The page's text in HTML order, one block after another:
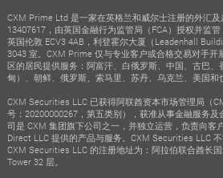
CXM Prime Ltd 是一家在英格兰和威尔士注册的外汇
13407617，由英国金融行为监管局（FCA）授权并监
英国伦敦 ECV3 4AB，利登霍尔大厦（Leadenhall
3043 室。CXM Prime 仅与专业客户或合格交易对手
区的居民提供服务：阿富汗、白俄罗斯、中国、古巴
甸）、朝鲜、俄罗斯、索马里、苏丹、乌克兰、美国和
CXM Securities LLC 已获得阿联酋资本市场管理局（
号：20200000267，第五类别），获准从事金融服务
司是 CXM 集团旗下公司之一，并独立运营，负责向客
Direct LLC 提供的产品与服务。CXM Securities LLC
CXM Securities LLC 的注册地址为：阿拉伯联合酋长
Tower 32 层。